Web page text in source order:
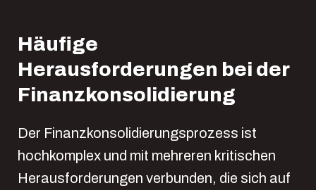
Häufige
Herausforderungen bei der
Finanzkonsolidierung
Der Finanzkonsolidierungsprozess ist
hochkomplex und mit mehreren kritischen
Herausforderungen verbunden, die sich auf